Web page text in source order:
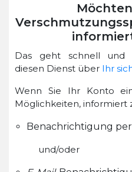
Das geht schnell und
diesen Dienst über Ihr
Wenn Sie Ihr Konto
Möglichkeiten, informiert
Benachrichtigung per
und/oder